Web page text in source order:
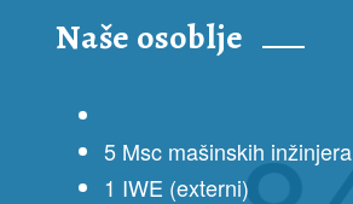
Naše osoblje
5 Msc mašinskih inžinjera
1 IWE (externi)